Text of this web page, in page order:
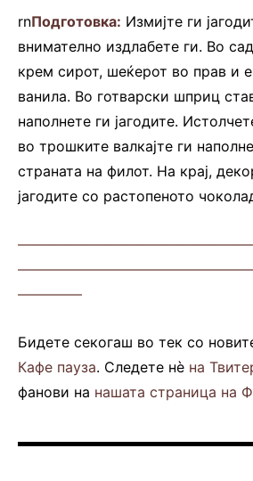
rnПодготовка: Измијте ги
внимателно издлабете ги. Во
крем сирот, шеќерот во прав и
ванила. Во готварски шприц
наполнете ги јагодите.
во трошките валкајте ги
страната на филот. На крај,
јагодите со растопеното
————–
Бидете секогаш во тек со
Кафе пауза. Следете нè на
фанови на нашата страница на